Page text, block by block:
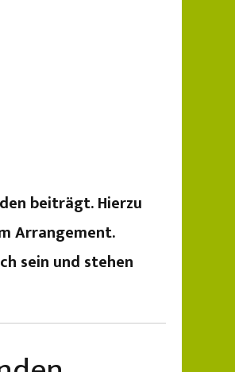
beiträgt. Hierzu
Arrangement.
sein und stehen